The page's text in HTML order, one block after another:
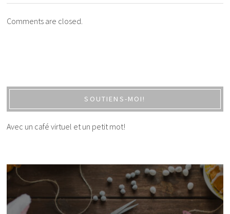
Comments are closed.
SOUTIENS-MOI!
Avec un café virtuel et un petit mot!